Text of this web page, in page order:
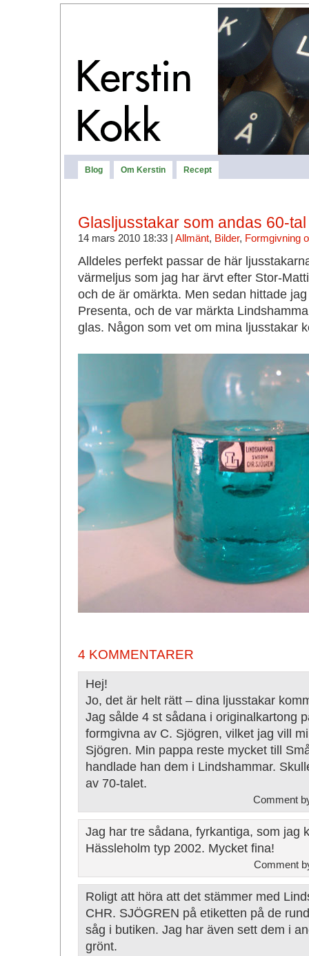
Blog Om Kerstin Recept
Glasljusstakar som andas 60-tal
14 mars 2010 18:33 | Allmänt, Bilder, Formgivning
Alldeles perfekt passar de här
värmeljus som jag har ärvt efter Stor-
och de är omärkta. Men sedan hittade
Presenta, och de var märkta
glas. Någon som vet om mina ljusstakar
4 KOMMENTARER
Hej!
Jo, det är helt rätt – dina ljusstakar
Jag sålde 4 st sådana i originalkartong
formgivna av C. Sjögren, vilket jag vill
Sjögren. Min pappa reste mycket till
handlade han dem i Lindshammar.
av 70-talet.
Comment
Jag har tre sådana, fyrkantiga, som jag
Hässleholm typ 2002. Mycket fina!
Comment
Roligt att höra att det stämmer med
CHR. SJÖGREN på etiketten på de
såg i butiken. Jag har även sett dem i
grönt.